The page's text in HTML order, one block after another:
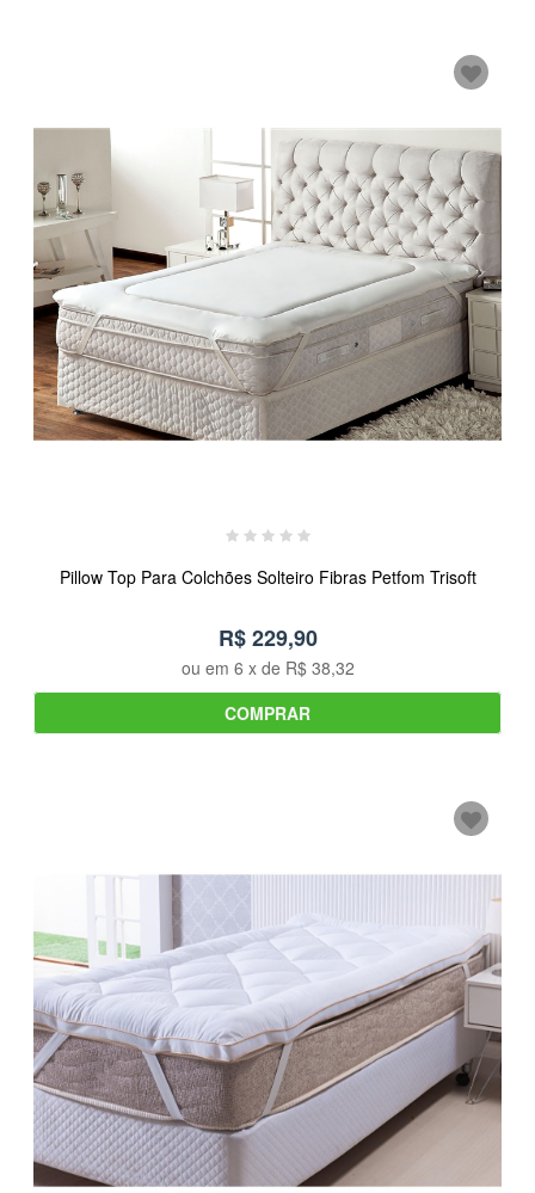
Pillow Top Para Colchões Solteiro Fibras Petfom Trisoft
R$ 229,90
ou em 6 x de R$ 38,32
COMPRAR